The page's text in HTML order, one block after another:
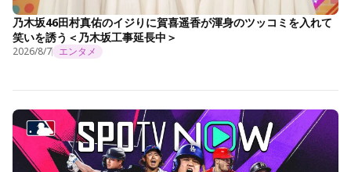
乃木坂46田村真佑のイジりに賀喜遥香が渾身のツッコミを入れて
笑いを誘う＜乃木坂工事延長中＞
2026/8/7 エンタメ